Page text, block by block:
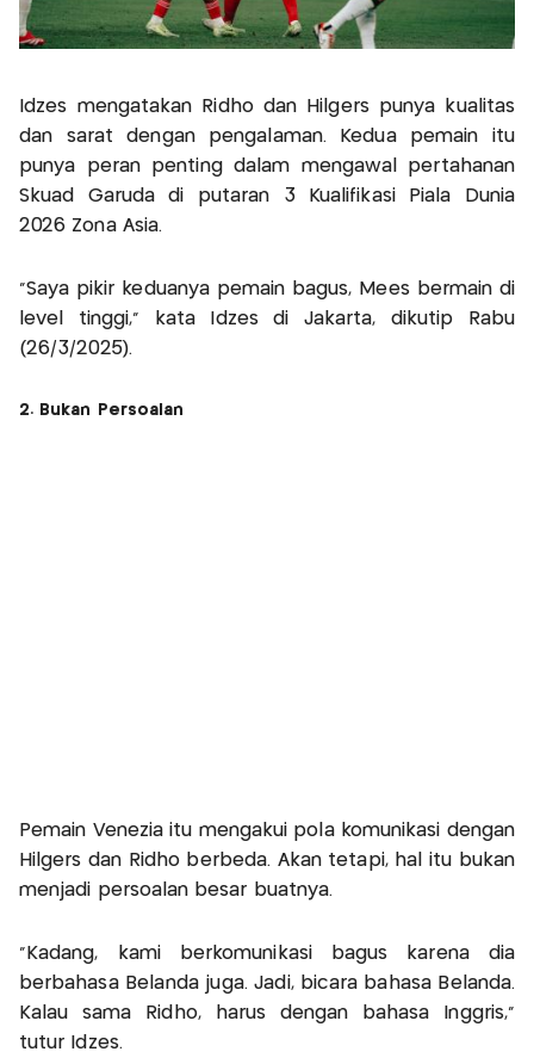
Idzes mengatakan Ridho dan Hilgers punya kualitas
dan sarat dengan pengalaman. Kedua pemain itu
punya peran penting dalam mengawal pertahanan
Skuad Garuda di putaran 3 Kualifikasi Piala Dunia
2026 Zona Asia.
"Saya pikir keduanya pemain bagus, Mees bermain di
level tinggi," kata Idzes di Jakarta, dikutip Rabu
(26/3/2025).
2. Bukan Persoalan
Pemain Venezia itu mengakui pola komunikasi dengan
Hilgers dan Ridho berbeda. Akan tetapi, hal itu bukan
menjadi persoalan besar buatnya.
"Kadang, kami berkomunikasi bagus karena dia
berbahasa Belanda juga. Jadi, bicara bahasa Belanda.
Kalau sama Ridho, harus dengan bahasa Inggris,"
tutur Idzes.